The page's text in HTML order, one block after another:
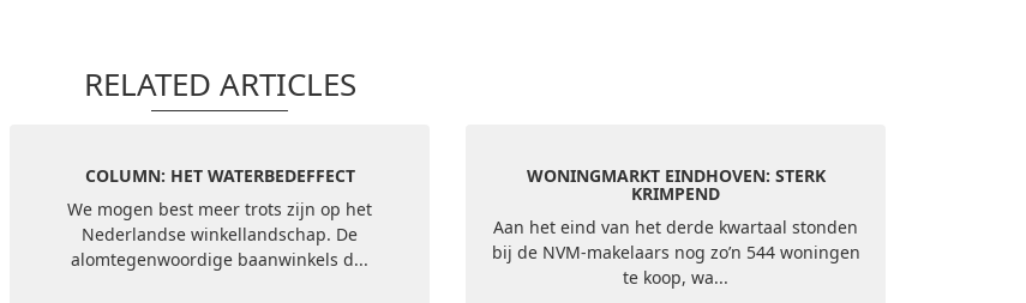
RELATED ARTICLES
COLUMN: HET WATERBEDEFFECT
We mogen best meer trots zijn op het
Nederlandse winkellandschap. De
alomtegenwoordige baanwinkels d...
WONINGMARKT EINDHOVEN: STERK
KRIMPEND
Aan het eind van het derde kwartaal stonden
bij de NVM-makelaars nog zo’n 544 woningen
te koop, wa...